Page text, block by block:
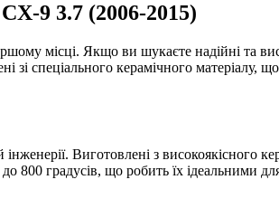
9 3.7 (2006-2015)
місці. Якщо ви шукаєте надійні та
зі спеціального керамічного матеріалу,
Виготовлені з високоякісного
градусів, що робить їх ідеальними